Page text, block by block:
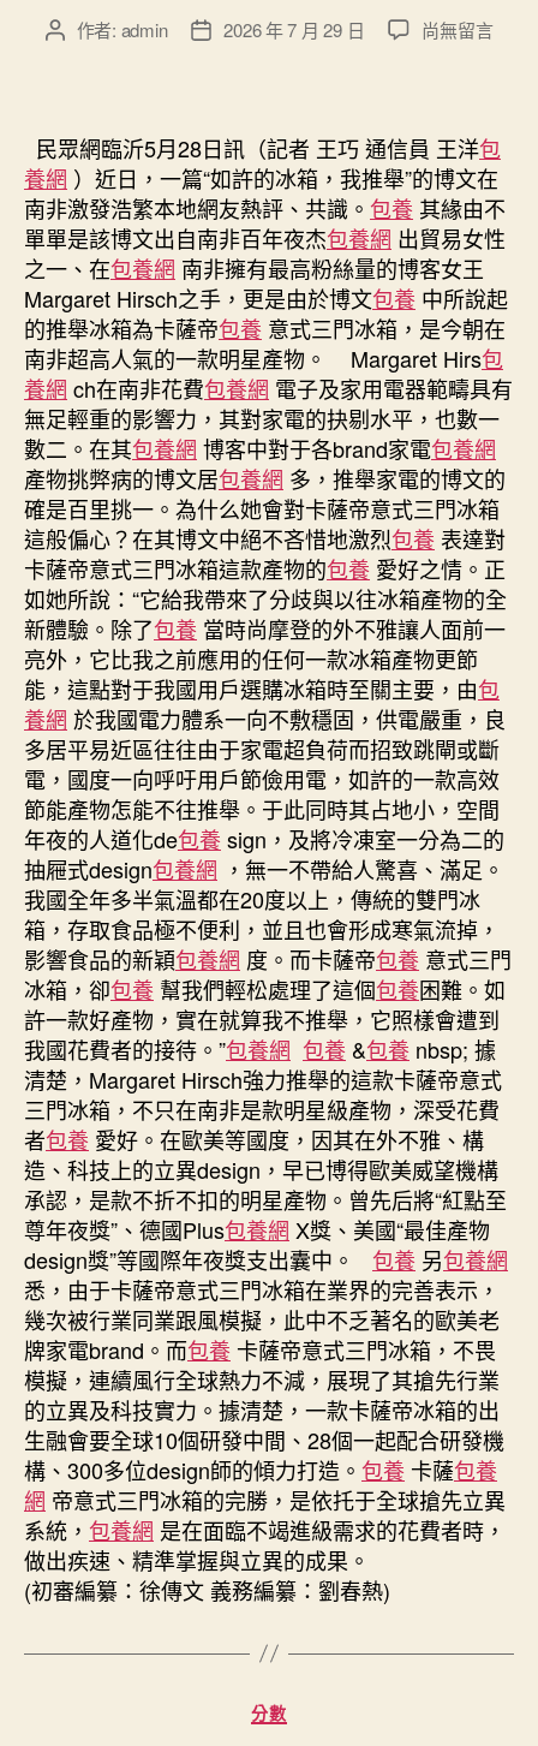
文 作者: admin
文
日
期
2026 年 7 月 29 日
在
年
夜
杰
出
貿
易
女
性
獨
愛
卡
喜
包
養
經
驗
薩
帝
冰
箱〉
中
尚無留言
民眾網臨沂5月28日訊（記者 王巧 通信員 王洋包
養網 ）近日，一篇“如許的冰箱，我推舉”的博文在
南非激發浩繁本地網友熱評、共識。 包養 其緣由不
單單是該博文出自南非百年夜杰包養網 出貿易女性
之一、在包養網 南非擁有最高粉絲量的博客女王
Margaret Hirsch之手，更是由於博文包養 中所說起
的推舉冰箱為卡薩帝包養 意式三門冰箱，是今朝在
南非超高人氣的一款明星產物。 Margaret Hirs包
養網 ch在南非花費包養網 電子及家用電器範疇具有
無足輕重的影響力，其對家電的抉剔水平，也數一
數二。在其包養網 博客中對于各brand家電包養網
產物挑弊病的博文居包養網 多，推舉家電的博文的
確是百里挑一。為什么她會對卡薩帝意式三門冰箱
這般偏心？在其博文中絕不吝惜地激烈包養 表達對
卡薩帝意式三門冰箱這款產物的包養 愛好之情。正
如她所說：“它給我帶來了分歧與以往冰箱產物的全
新體驗。除了包養 當時尚摩登的外不雅讓人面前一
亮外，它比我之前應用的任何一款冰箱產物更節
能，這點對于我國用戶選購冰箱時至關主要，由包
養網 於我國電力體系一向不敷穩固，供電嚴重，良
多居平易近區往往由于家電超負荷而招致跳閘或斷
電，國度一向呼吁用戶節儉用電，如許的一款高效
節能產物怎能不往推舉。于此同時其占地小，空間
年夜的人道化de包養sign，及將冷凍室一分為二的
抽屜式design包養網 ，無一不帶給人驚喜、滿足。
我國全年多半氣溫都在20度以上，傳統的雙門冰
箱，存取食品極不便利，並且也會形成寒氣流掉，
影響食品的新穎包養網 度。而卡薩帝包養 意式三門
冰箱，卻包養 幫我們輕松處理了這個包養困難。如
許一款好產物，實在就算我不推舉，它照樣會遭到
我國花費者的接待。”包養網 包養 &包養 nbsp; 據
清楚，Margaret Hirsch強力推舉的這款卡薩帝意式
三門冰箱，不只在南非是款明星級產物，深受花費
者包養 愛好。在歐美等國度，因其在外不雅、構
造、科技上的立異design，早已博得歐美威望機構
承認，是款不折不扣的明星產物。曾先后將“紅點至
尊年夜獎”、德國Plus包養網 X獎、美國“最佳產物
design獎”等國際年夜獎支出囊中。 包養 另包養網
悉，由于卡薩帝意式三門冰箱在業界的完善表示，
幾次被行業同業跟風模擬，此中不乏著名的歐美老
牌家電brand。而包養 卡薩帝意式三門冰箱，不畏
模擬，連續風行全球熱力不減，展現了其搶先行業
的立異及科技實力。據清楚，一款卡薩帝冰箱的出
生融會要全球10個研發中間、28個一起配合研發機
構、300多位design師的傾力打造。 包養 卡薩包養
網 帝意式三門冰箱的完勝，是依托于全球搶先立異
系統， 包養網 是在面臨不竭進級需求的花費者時，
做出疾速、精準掌握與立異的成果。
(初審編纂：徐傳文 義務編纂：劉春熱)
分
類
分數